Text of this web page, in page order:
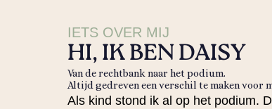
IETS OVER MIJ
HI, IK BEN DAISY
Van de rechtbank naar het podium.
Altijd gedreven een verschil te maken voor
Als kind stond ik al op het podium.